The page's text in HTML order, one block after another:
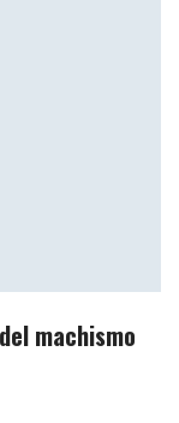
machismo